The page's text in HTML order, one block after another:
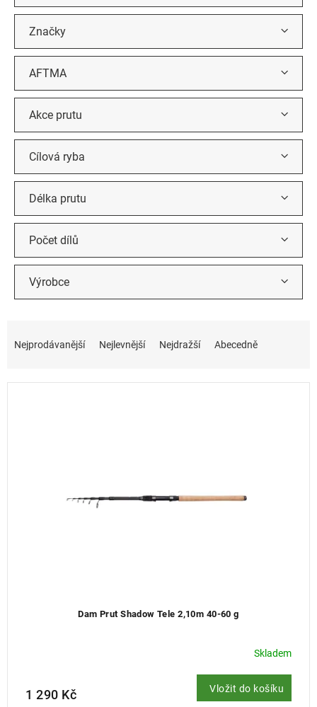
Nejprodávanější Nejlevnější Nejdražší Abecedně
Značky
AFTMA
Akce prutu
Cílová ryba
Délka prutu
Počet dílů
Výrobce
Dam Prut Shadow Tele 2,10m 40-60 g
Skladem
1 290 Kč Vložit do košíku